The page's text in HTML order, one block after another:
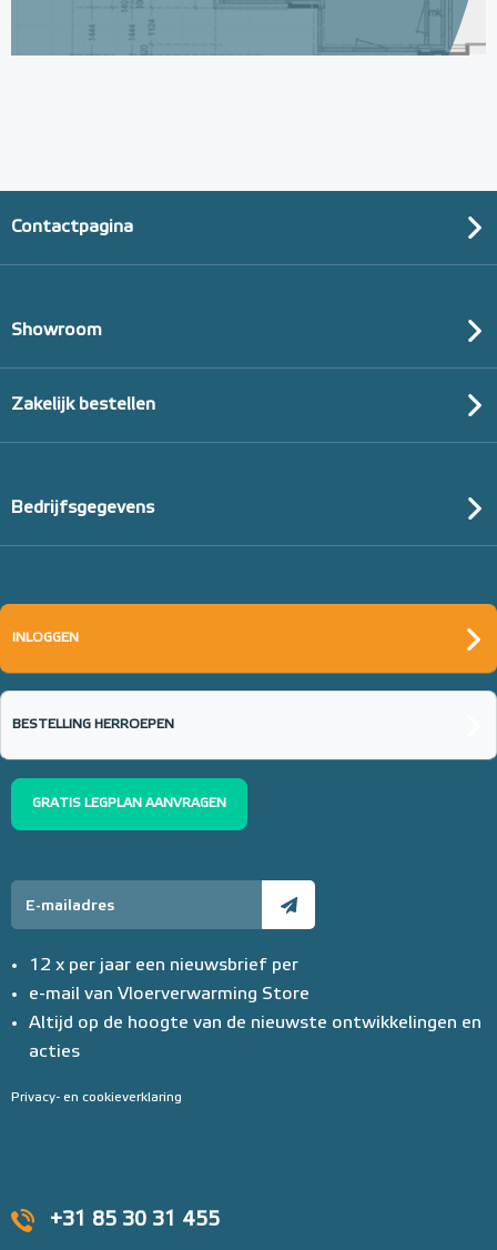
+31 85 30 31 455
Contactpagina
Showroom
Zakelijk bestellen
Bedrijfsgegevens
INLOGGEN
BESTELLING HERROEPEN
GRATIS LEGPLAN AANVRAGEN
12 x per jaar een nieuwsbrief per
e-mail van Vloerverwarming Store
Altijd op de hoogte van de nieuwste ontwikkelingen en
acties
Privacy- en cookieverklaring